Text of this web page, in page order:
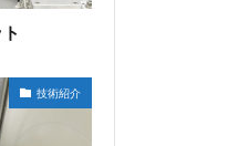
技術紹介